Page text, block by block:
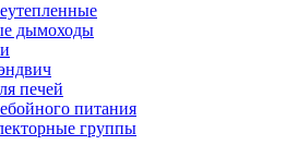
дымоходы
печей
питания
группы